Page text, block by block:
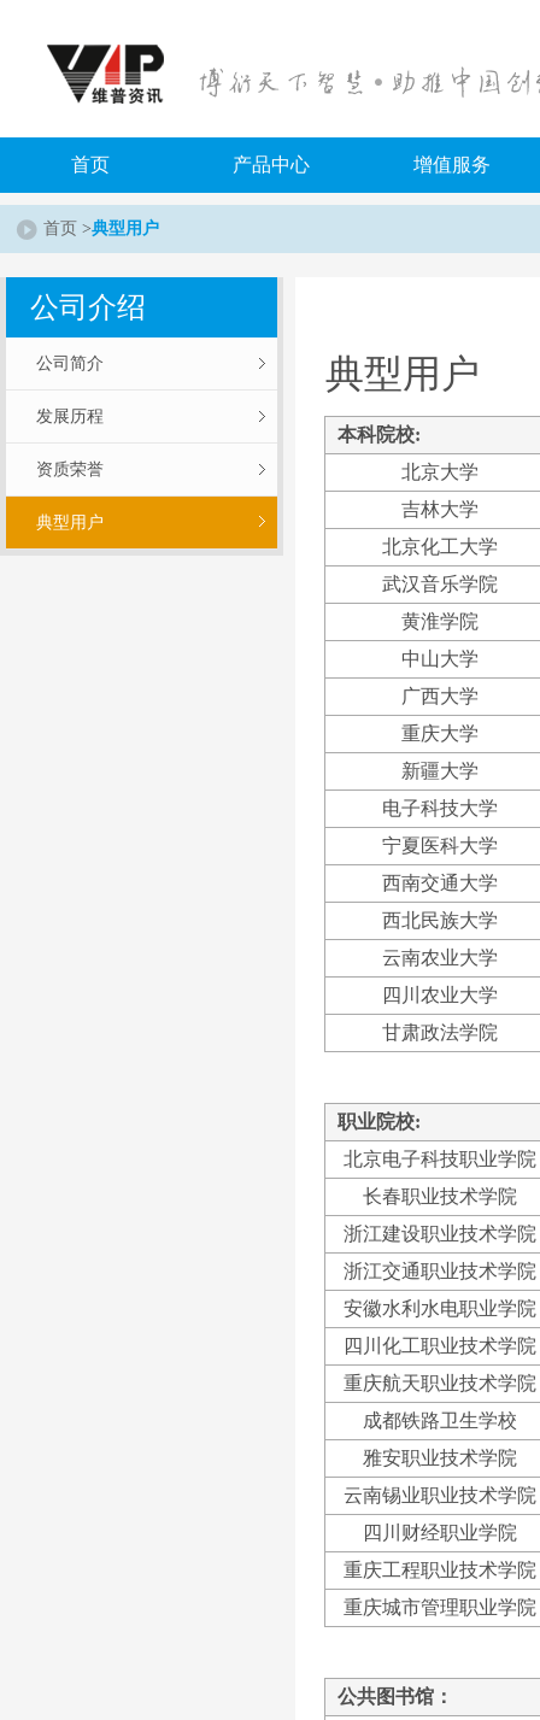
首页 产品中心
知识服务
智立方知识资源服务平台
机构智库
增值服务
特色资源数据库
首页 >典型用户
公司介绍
公司简介
发展历程
资质荣誉
典型用户
典型用户
本科院校:
北京大学
吉林大学
北京化工大学
武汉音乐学院
黄淮学院
中山大学
广西大学
重庆大学
新疆大学
电子科技大学
宁夏医科大学
西南交通大学
西北民族大学
云南农业大学
四川农业大学
甘肃政法学院
职业院校:
北京电子科技职业学院
长春职业技术学院
浙江建设职业技术学院
浙江交通职业技术学院
安徽水利水电职业学院
四川化工职业技术学院
重庆航天职业技术学院
成都铁路卫生学校
雅安职业技术学院
云南锡业职业技术学院
四川财经职业学院
重庆工程职业技术学院
重庆城市管理职业学院
公共图书馆：